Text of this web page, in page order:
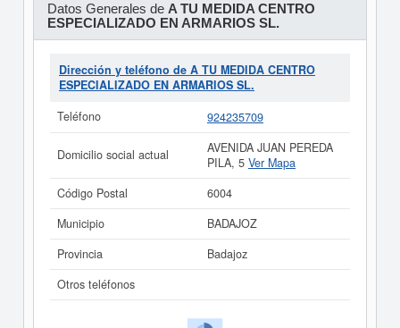
Datos Generales de A TU MEDIDA CENTRO
ESPECIALIZADO EN ARMARIOS SL.
Dirección y teléfono de A TU MEDIDA CENTRO
ESPECIALIZADO EN ARMARIOS SL.
Teléfono
924235709
Domicilio social actual
AVENIDA JUAN PEREDA
PILA, 5 Ver Mapa
Código Postal
6004
Municipio
BADAJOZ
Provincia
Badajoz
Otros teléfonos